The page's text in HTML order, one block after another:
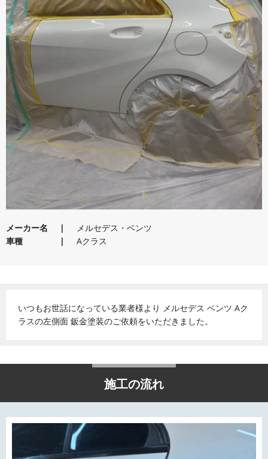
メーカー名
メルセデス・ベンツ
車種
Aクラス
いつもお世話になっている業者様より メルセデス ベンツ Aク
ラスの左側面 鈑金塗装のご依頼をいただきました。
施工の流れ